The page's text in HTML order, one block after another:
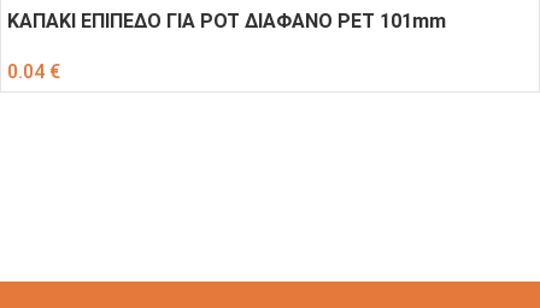
ΚΑΠΑΚΙ ΕΠΙΠΕΔΟ ΓΙΑ POT ΔΙΑΦΑΝΟ PET 101mm
0.04 €